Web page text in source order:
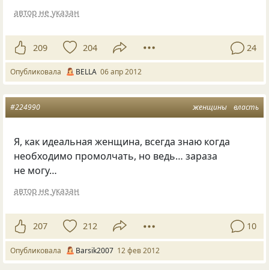
автор не указан
209 204 24
Опубликовала BELLA 06 апр 2012
женщины власть
#224990
Я, как идеальная женщина, всегда знаю когда
необходимо промолчать, но ведь… зараза
не могу…
автор не указан
207 212 10
Опубликовала Barsik2007 12 фев 2012